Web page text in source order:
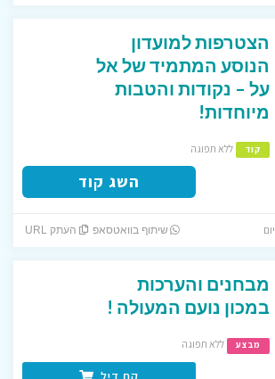
הצטרפות למועדון
הנוסע המתמיד של אל
על – נקודות והטבות
מיוחדות!
קוד ללא תפוגה
השג קוד
שיתוף בוואטסאפ העתק URL
מבחנים והערכות
במכון נועם המעולה !
מבצע ללא תפוגה